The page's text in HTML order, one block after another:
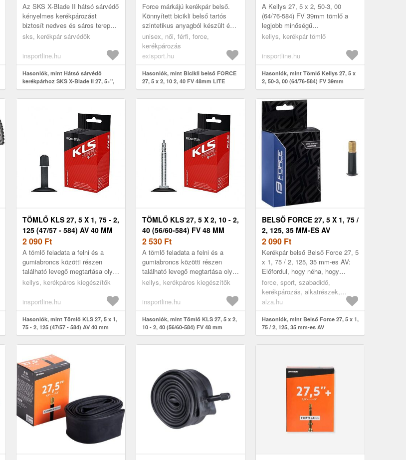
Az SKS X-Blade II hátsó sárvédő
kényelmes kerékpározást
biztosít nedves és sáros terepen
is. Az univerzális rögzítőkarnak
sks, kerékpár sárvédők
insportline.hu
Hasonlók, mint Hátsó sárvédő
kerékpárhoz SKS X-Blade II 27, 5+",
28", 29"
Force márkájú kerékpár belső.
Könnyített bicikli belső tartós
szintetikus anyagból készült és
segít elérni a maximális
teljesítményt vezetés közben...
unisex, női, férfi, force,
kerékpározás
exisport.hu
Hasonlók, mint Bicikli belső FORCE
27, 5 x 2, 10 2, 40 FV 48mm LITE
A Kellys 27, 5 x 2, 50-3, 00
(64/76-584) FV 39mm tömlő a
legjobb minőségű
butilkaucsukból készült. Hosszú
nagy átszúrá...
kellys, kerékpár tömlő
insportline.hu
Hasonlók, mint Tömlő Kellys 27, 5 x
2, 50-3, 00 (64/76-584) FV 39mm
TÖMLŐ KLS 27, 5 X 1, 75 - 2,
125 (47/57 - 584) AV 40 MM
2 090 Ft
A tömlő feladata a felni és a
gumiabroncs közötti részen
található levegő megtartása oly
módon, hogy biztos, mégis
biztosítson...
kellys, kerékpáros kiegészítők
insportline.hu
Hasonlók, mint Tömlő KLS 27, 5 x 1,
75 - 2, 125 (47/57 - 584) AV 40 mm
TÖMLŐ KLS 27, 5 X 2, 10 - 2,
40 (56/60-584) FV 48 MM
2 530 Ft
A tömlő feladata a felni és a
gumiabroncs közötti részen
található levegő megtartása oly
módon, hogy biztos, mégis
biztosítson...
kellys, kerékpáros kiegészítők
insportline.hu
Hasonlók, mint Tömlő KLS 27, 5 x 2,
10 - 2, 40 (56/60-584) FV 48 mm
BELSŐ FORCE 27, 5 X 1, 75 /
2, 125, 35 MM-ES AV
2 090 Ft
Kerékpár belső Belső Force 27, 5
x 1, 75 / 2, 125, 35 mm-es AV:
Előfordul, hogy néha, hogy
amikor biciklizni kilyukadt?
Ebben az esetben, hogy végi...
force, sport, szabadidő,
kerékpározás, alkatrészek,
gumibelsők
alza.hu
Hasonlók, mint Belső Force 27, 5 x 1,
75 / 2, 125, 35 mm-es AV